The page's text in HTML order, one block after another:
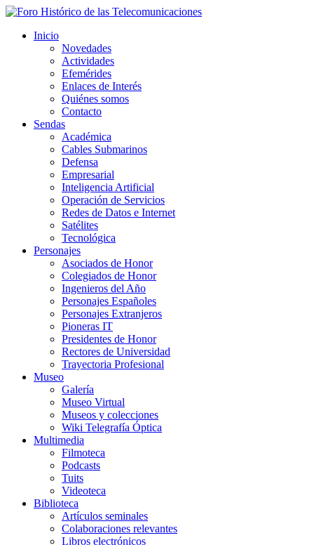
Inicio
Novedades
Actividades
Efemérides
Enlaces de Interés
Quiénes somos
Contacto
Sendas
Académica
Cables Submarinos
Defensa
Empresarial
Inteligencia Artificial
Operación de Servicios
Redes de Datos e Internet
Satélites
Tecnológica
Personajes
Asociados de Honor
Colegiados de Honor
Ingenieros del Año
Personajes Españoles
Personajes Extranjeros
Pioneras IT
Presidentes de Honor
Rectores de Universidad
Trayectoria Profesional
Museo
Galería
Museo Virtual
Museos y colecciones
Wiki Telegrafía Óptica
Multimedia
Filmoteca
Podcasts
Tuits
Videoteca
Biblioteca
Artículos seminales
Colaboraciones relevantes
Libros electrónicos